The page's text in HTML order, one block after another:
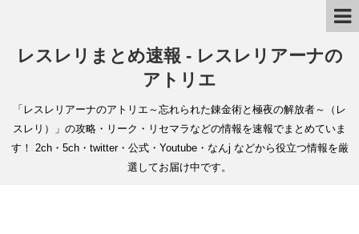
レスレリまとめ速報 - レスレリアーナの
アトリエ
「レスレリアーナのアトリエ～忘れられた錬金術と極夜の解放者～（レ
スレリ）」の攻略・リーク・リセマラなどの情報を速報でまとめていま
す！ 2ch・5ch・twitter・公式・Youtube・なんj などから役立つ情報を厳
選してお届け中です。